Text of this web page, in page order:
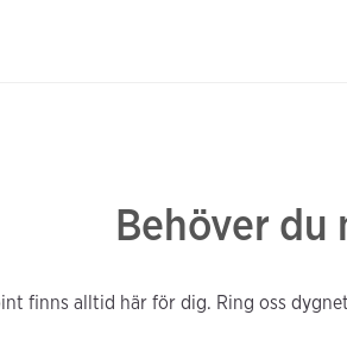
Behöver du
finns alltid här för dig. Ring oss